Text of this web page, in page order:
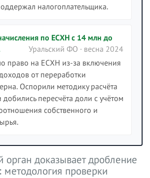
налогоплательщика.
по ЕСХН с 14 млн до
Уральский ФО · весна 2024
право на ЕСХН из-за включения
от переработки
Оспорили методику расчёта
пересчёта доли с учётом
собственного и
орган доказывает дробление
методология проверки